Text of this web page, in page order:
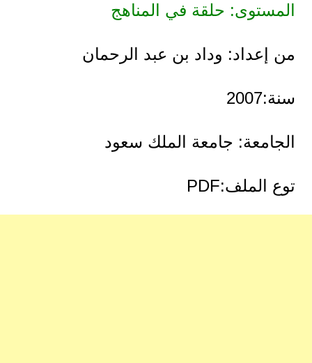
المستوى: حلقة في المناهج
من إعداد: وداد بن عبد الرحمان
سنة:2007
الجامعة: جامعة الملك سعود
توع الملف:PDF